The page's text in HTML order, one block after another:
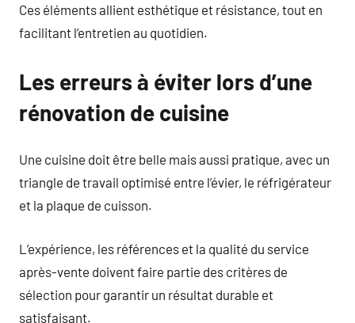
Ces éléments allient esthétique et résistance, tout en
facilitant l’entretien au quotidien.
Les erreurs à éviter lors d’une
rénovation de cuisine
Une cuisine doit être belle mais aussi pratique, avec un
triangle de travail optimisé entre l’évier, le réfrigérateur
et la plaque de cuisson.
L’expérience, les références et la qualité du service
après-vente doivent faire partie des critères de
sélection pour garantir un résultat durable et
satisfaisant.